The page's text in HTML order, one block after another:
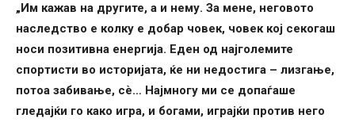
„Им кажав на другите, а и нему. За мене, неговото
наследство е колку е добар човек, човек кој секогаш
носи позитивна енергија. Еден од најголемите
спортисти во историјата, ќе ни недостига – лизгање,
потоа забивање, сè… Најмногу ми се допаѓаше
гледајќи го како игра, и богами, играјќи против него